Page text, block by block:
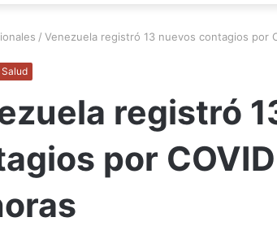
/ Venezuela registró 13 nuevos contagios por
Salud
registró
por